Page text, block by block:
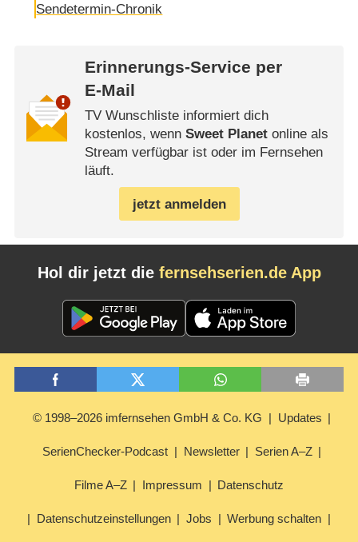
Sendetermin-Chronik
Erinnerungs-Service per
E-Mail
TV Wunschliste informiert dich
kostenlos, wenn Sweet Planetonline als
Stream verfügbar ist oder im Fernsehen
läuft.
jetzt anmelden
Hol dir jetzt die fernsehserien.de App
© 1998–2026 imfernsehen GmbH & Co. KG Updates
SerienChecker-Podcast Newsletter Serien A–Z
Filme A–Z Impressum Datenschutz
Datenschutzeinstellungen Jobs Werbung schalten